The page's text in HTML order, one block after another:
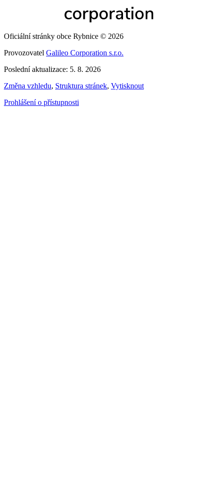
Oficiální stránky obce Rybnice © 2026
Provozovatel Galileo Corporation s.r.o.
Poslední aktualizace: 5. 8. 2026
Změna vzhledu, Struktura stránek, Vytisknout
Prohlášení o přístupnosti